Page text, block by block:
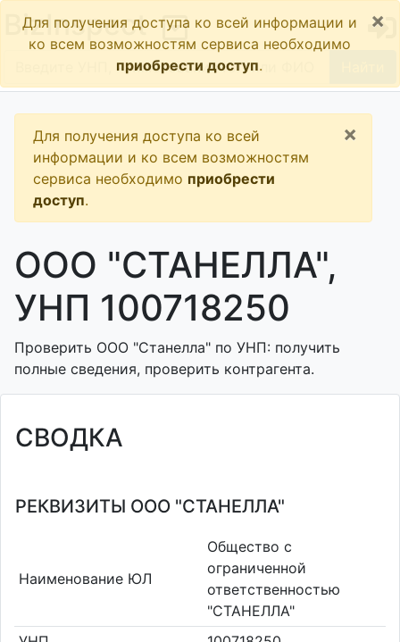
BizInspect
Для получения доступа ко всей информации и
ко всем возможностям сервиса необходимо
приобрести доступ.
×
Для получения доступа ко всей
информации и ко всем возможностям
сервиса необходимо приобрести
доступ.
×
ООО "СТАНЕЛЛА",
УНП 100718250
Проверить ООО "Станелла" по УНП: получить
полные сведения, проверить контрагента.
СВОДКА
РЕКВИЗИТЫ ООО "СТАНЕЛЛА"
Наименование ЮЛ
Общество с
ограниченной
ответственностью
"СТАНЕЛЛА"